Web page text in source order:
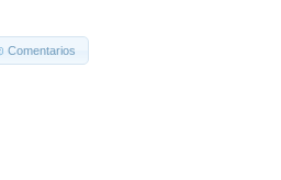
Comentarios